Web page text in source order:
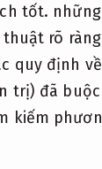
tốt.
rõ
quy định
trị) đã
kiếm